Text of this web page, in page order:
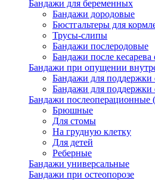
Бандажи для беременных
Бандажи дородовые
Бюстгальтеры для
Трусы-слипы
Бандажи послеродовые
Бандажи после кесарева
Бандажи при опущении
Бандажи для
Бандажи для поддержки
Бандажи послеоперационные
Брюшные
Для стомы
На грудную клетку
Для детей
Реберные
Бандажи универсальные
Бандажи при остеопорозе